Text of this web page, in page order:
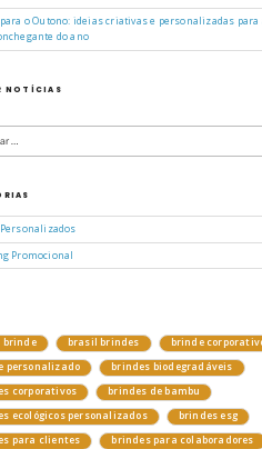
o Outono: ideias criativas e personalizadas para
do ano
NOTÍCIAS
Promocional
brinde brasil brindes
brinde
personalizado
brindes biodegradáveis
corporativos
brindes de bambu
ecológicos personalizados
brindes esg
para clientes
brindes para colaboradores